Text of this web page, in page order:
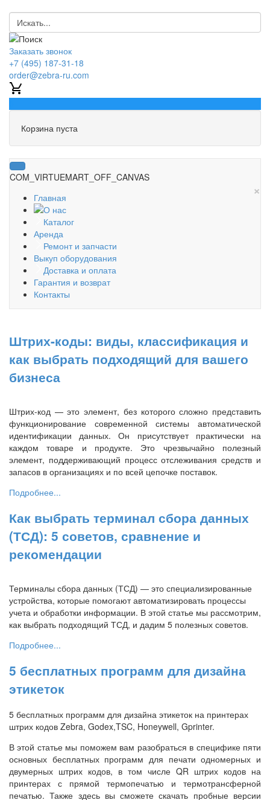
Заказать звонок
+7 (495) 187-31-18
order@zebra-ru.com
Корзина пуста
COM_VIRTUEMART_OFF_CANVAS
×
Главная
О нас
Каталог
Аренда
Ремонт и запчасти
Выкуп оборудования
Доставка и оплата
Гарантия и возврат
Контакты
Штрих-коды: виды, классификация и
как выбрать подходящий для вашего
бизнеса
Штрих-код — это элемент, без которого сложно представить
функционирование современной системы автоматической
идентификации данных. Он присутствует практически на
каждом товаре и продукте. Это чрезвычайно полезный
элемент, поддерживающий процесс отслеживания средств и
запасов в организациях и по всей цепочке поставок.
Подробнее...
Как выбрать терминал сбора данных
(ТСД): 5 советов, сравнение и
рекомендации
Терминалы сбора данных (ТСД) — это специализированные
устройства, которые помогают автоматизировать процессы
учета и обработки информации. В этой статье мы рассмотрим,
как выбрать подходящий ТСД, и дадим 5 полезных советов.
Подробнее...
5 бесплатных программ для дизайна
этикеток
5 бесплатных программ для дизайна этикеток на принтерах
штрих кодов Zebra, Godex,TSC, Honeywell, Gprinter.
В этой статье мы поможем вам разобраться в специфике пяти
основных бесплатных программ для печати одномерных и
двумерных штрих кодов, в том числе QR штрих кодов на
принтерах с прямой термопечатью и термотрансферной
печатью. Также здесь вы сможете скачать пробные версии